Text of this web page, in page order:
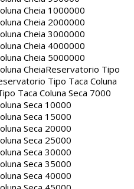
Cheia 1000000
Cheia 2000000
Cheia 3000000
Cheia 4000000
Cheia 5000000
CheiaReservatorio Tipo
Tipo Taca Coluna
Taca Coluna Seca 7000
Seca 10000
Seca 15000
Seca 20000
Seca 25000
Seca 30000
Seca 35000
Seca 40000